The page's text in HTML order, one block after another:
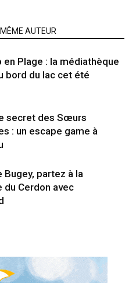
AUTEUR
en Plage : la médiathèque
bord du lac cet été
secret des Sœurs
: un escape game à
Bugey, partez à la
du Cerdon avec